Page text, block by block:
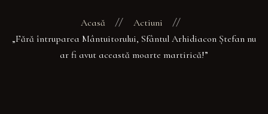
Acasă
Actiuni
„Fără întruparea Mântuitorului, Sfântul Arhidiacon Ştefan nu
ar fi avut această moarte martirică!”